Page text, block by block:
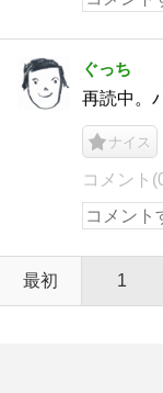
ぐっち
再読中。
ナイス
コメント
最初 1